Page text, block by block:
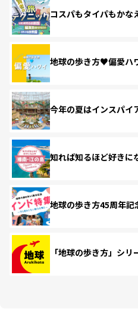
コスパもタイパもかな
地球の歩き方♥偏愛ハ
今年の夏はインスパイ
知れば知るほど好きに
地球の歩き方45周年記
「地球の歩き方」シ